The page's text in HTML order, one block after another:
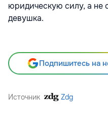
юридическую силу, а не
девушка.
Подпишитесь на
Источник Zdg